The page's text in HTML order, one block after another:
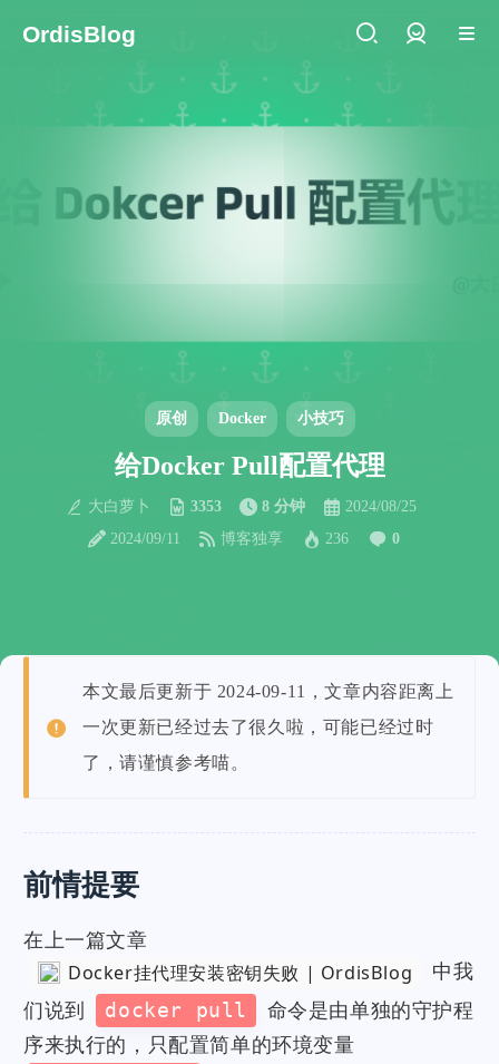
OrdisBlog
原创 Docker 小技巧
给Docker Pull配置代理
大白萝卜 3353 8 分钟
2024/08/25
2024/09/11
博客独享 236 0
本文最后更新于 2024-09-11，文章内容距离上
一次更新已经过去了很久啦，可能已经过时
了，请谨慎参考喵。
前情提要
在上一篇文章
中我
们说到
docker pull
命令是由单独的守护程
序来执行的，只配置简单的环境变量